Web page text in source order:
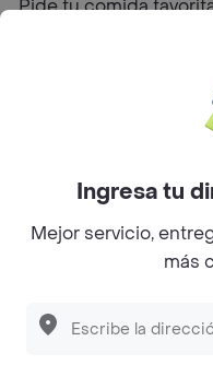
Pide tu comida
Sobre Rappi
©2026Rappi
Ingresa tu
Mejor servicio,
más